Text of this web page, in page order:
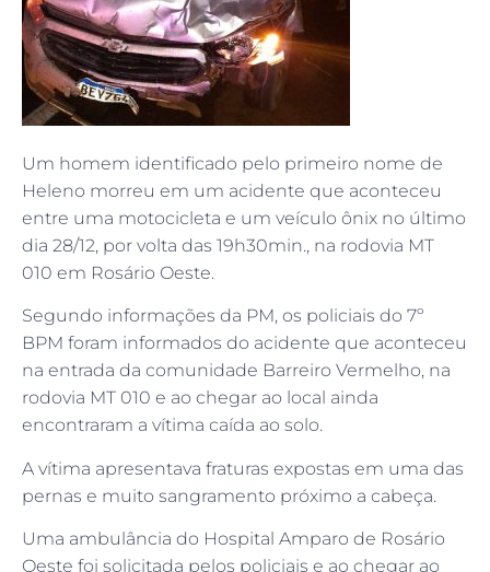
Um homem identificado pelo primeiro nome de
Heleno morreu em um acidente que aconteceu
entre uma motocicleta e um veículo ônix no último
dia 28/12, por volta das 19h30min., na rodovia MT
010 em Rosário Oeste.
Segundo informações da PM, os policiais do 7º
BPM foram informados do acidente que aconteceu
na entrada da comunidade Barreiro Vermelho, na
rodovia MT 010 e ao chegar ao local ainda
encontraram a vítima caída ao solo.
A vítima apresentava fraturas expostas em uma das
pernas e muito sangramento próximo a cabeça.
Uma ambulância do Hospital Amparo de Rosário
Oeste foi solicitada pelos policiais e ao chegar ao